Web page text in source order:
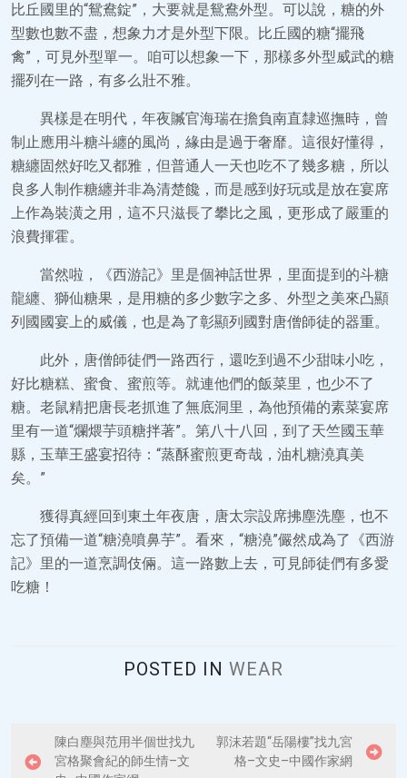
比丘國里的“鴛鴦錠”，大要就是鴛鴦外型。可以說，糖的外
型數也數不盡，想象力才是外型下限。比丘國的糖“擺飛
禽”，可見外型單一。咱可以想象一下，那樣多外型威武的糖
擺列在一路，有多么壯不雅。
異樣是在明代，年夜贓官海瑞在擔負南直隸巡撫時，曾
制止應用斗糖斗纏的風尚，緣由是過于奢靡。這很好懂得，
糖纏固然好吃又都雅，但普通人一天也吃不了幾多糖，所以
良多人制作糖纏并非為清楚饞，而是感到好玩或是放在宴席
上作為裝潢之用，這不只滋長了攀比之風，更形成了嚴重的
浪費揮霍。
當然啦，《西游記》里是個神話世界，里面提到的斗糖
龍纏、獅仙糖果，是用糖的多少數字之多、外型之美來凸顯
列國國宴上的威儀，也是為了彰顯列國對唐僧師徒的器重。
此外，唐僧師徒們一路西行，還吃到過不少甜味小吃，
好比糖糕、蜜食、蜜煎等。就連他們的飯菜里，也少不了
糖。老鼠精把唐長老抓進了無底洞里，為他預備的素菜宴席
里有一道“爛煨芋頭糖拌著”。第八十八回，到了天竺國玉華
縣，玉華王盛宴招待：“蒸酥蜜煎更奇哉，油札糖澆真美
矣。”
獲得真經回到東土年夜唐，唐太宗設席拂塵洗塵，也不
忘了預備一道“糖澆噴鼻芋”。看來，“糖澆”儼然成為了《西游
記》里的一道烹調伎倆。這一路數上去，可見師徒們有多愛
吃糖！
POSTED IN WEAR
o
陳白塵與范用半個世找九
宮格聚會紀的師生情–文
郭沫若題“岳陽樓”找九宮
格–文史–中國作家網